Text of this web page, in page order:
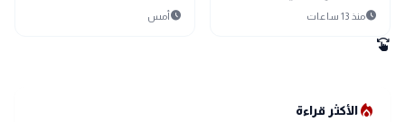
العلوي اليوم
scheduleمنذ 13 ساعات scheduleأمس
swipe
local_fire_departmentالأكثر قراءة